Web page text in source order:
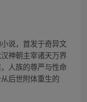
说，首发于奇异文
神朝主宰诸天万界
人族的尊严与性命
后世附体重生的